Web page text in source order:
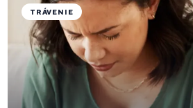
TRÁVENIE